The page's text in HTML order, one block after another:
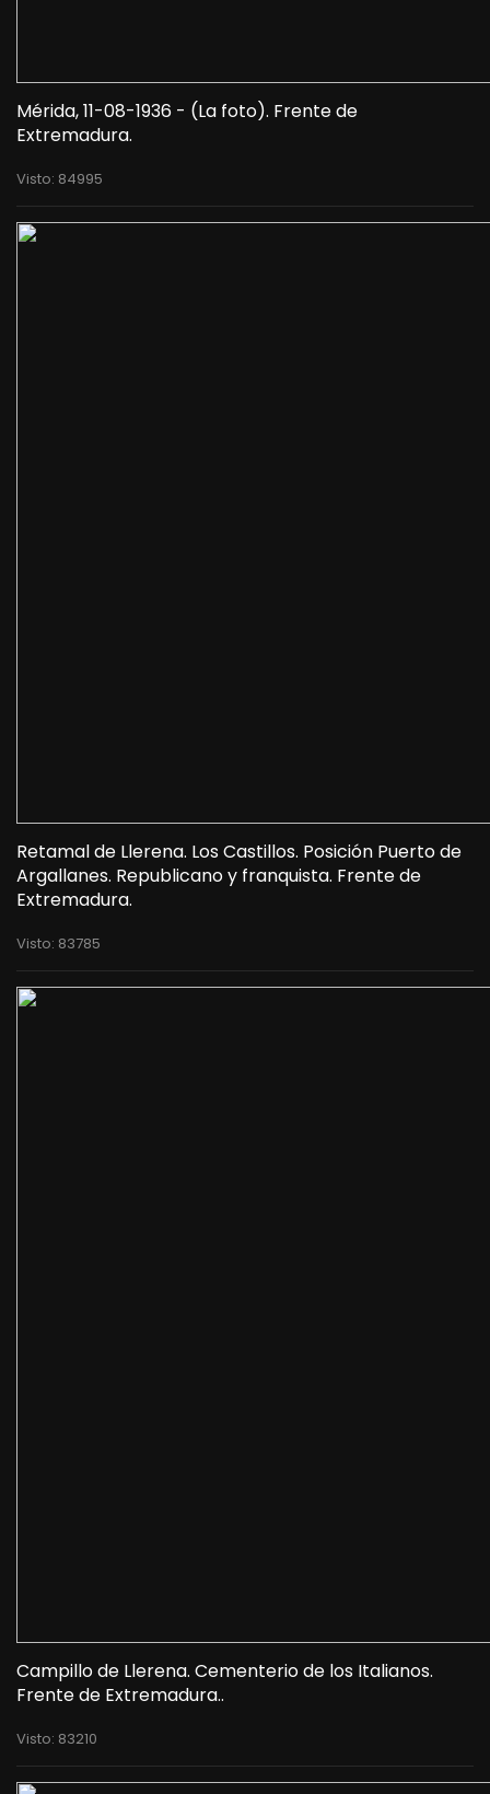
Mérida, 11-08-1936 - (La foto). Frente de
Extremadura.
Visto: 84995
Retamal de Llerena. Los Castillos. Posición Puerto de
Argallanes. Republicano y franquista. Frente de
Extremadura.
Visto: 83785
Campillo de Llerena. Cementerio de los Italianos.
Frente de Extremadura..
Visto: 83210